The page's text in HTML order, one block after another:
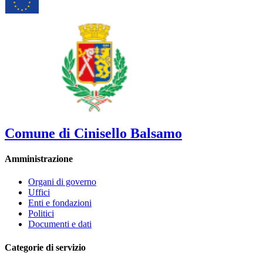
Comune di Cinisello Balsamo
Amministrazione
Organi di governo
Uffici
Enti e fondazioni
Politici
Documenti e dati
Categorie di servizio